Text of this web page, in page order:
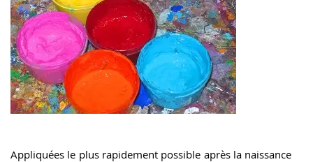
Appliquées le plus rapidement possible après la naissance